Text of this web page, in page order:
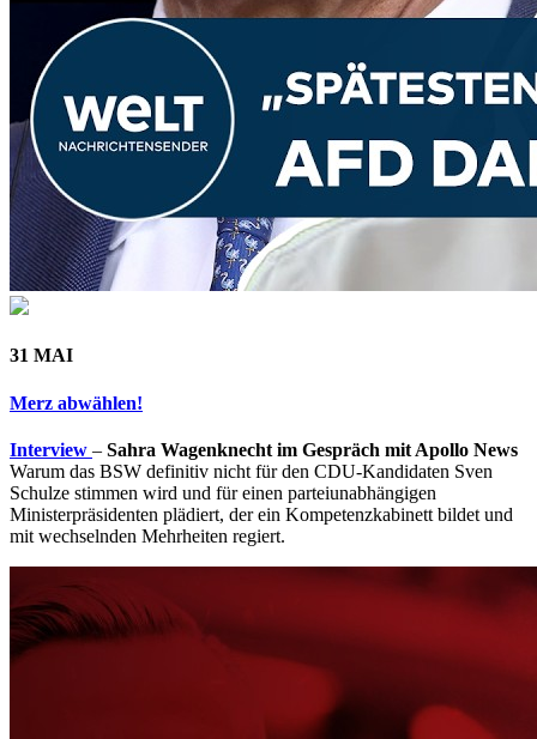
31 MAI
Merz abwählen!
Interview – Sahra Wagenknecht im Gespräch mit Apollo News
Warum das BSW definitiv nicht für den CDU-Kandidaten Sven
Schulze stimmen wird und für einen parteiunabhängigen
Ministerpräsidenten plädiert, der ein Kompetenzkabinett bildet und
mit wechselnden Mehrheiten regiert.